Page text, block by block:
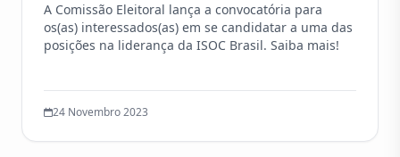
A Comissão Eleitoral lança a convocatória para
os(as) interessados(as) em se candidatar a uma das
posições na liderança da ISOC Brasil. Saiba mais!
24 Novembro 2023